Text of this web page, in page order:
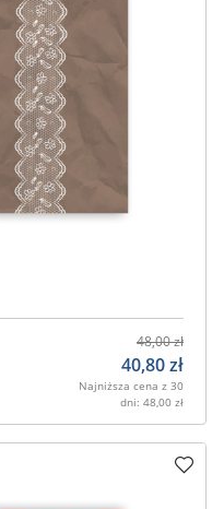
48,00zł
40,80zł
Najniższa cena z 30
dni: 48,00 zł